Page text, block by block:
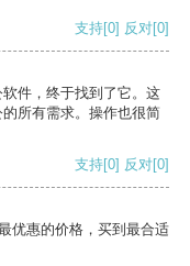
支持[0] 反对[0]
件，终于找到了它。这
所有需求。操作也很简
支持[0] 反对[0]
优惠的价格，买到最合适